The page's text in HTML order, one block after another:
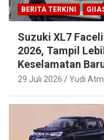
BERITA TERKINI
Suzuki XL7
2026, Tampil
Keselamatan
29 Juli 2026 Yudi